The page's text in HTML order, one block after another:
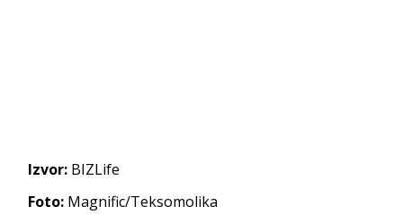
Izvor: BIZLife
Foto: Magnific/Teksomolika